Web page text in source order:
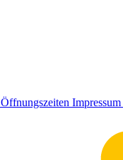
Öffnungszeiten Impressum